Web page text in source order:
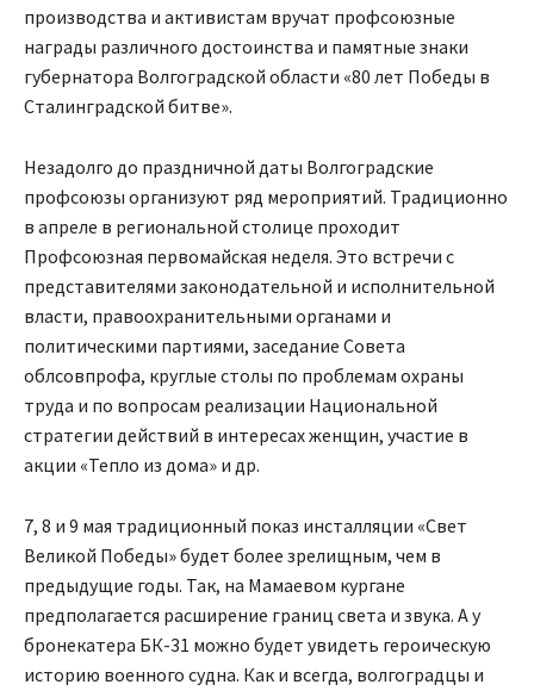
производства и активистам вручат профсоюзные
награды различного достоинства и памятные знаки
губернатора Волгоградской области «80 лет Победы в
Сталинградской битве».
Незадолго до праздничной даты Волгоградские
профсоюзы организуют ряд мероприятий. Традиционно
в апреле в региональной столице проходит
Профсоюзная первомайская неделя. Это встречи с
представителями законодательной и исполнительной
власти, правоохранительными органами и
политическими партиями, заседание Совета
облсовпрофа, круглые столы по проблемам охраны
труда и по вопросам реализации Национальной
стратегии действий в интересах женщин, участие в
акции «Тепло из дома» и др.
7, 8 и 9 мая традиционный показ инсталляции «Свет
Великой Победы» будет более зрелищным, чем в
предыдущие годы. Так, на Мамаевом кургане
предполагается расширение границ света и звука. А у
бронекатера БК-31 можно будет увидеть героическую
историю военного судна. Как и всегда, волгоградцы и